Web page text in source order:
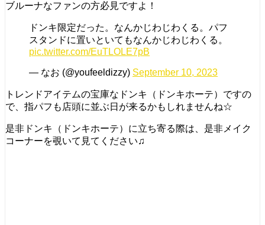
ブルーナなファンの方必見ですよ！
ドンキ限定だった。なんかじわじわくる。パフ
スタンドに置いといてもなんかじわじわくる。
pic.twitter.com/EuTLOLE7pB
— なお (@youfeeldizzy) September 10, 2023
トレンドアイテムの宝庫なドンキ（ドンキホーテ）ですの
で、指パフも店頭に並ぶ日が来るかもしれませんね☆
是非ドンキ（ドンキホーテ）に立ち寄る際は、是非メイク
コーナーを覗いて見てください♫